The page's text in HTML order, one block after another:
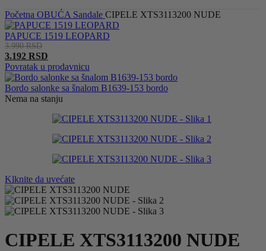
Početna OBUĆA Sandale CIPELE XTS3113200 NUDE
PAPUCE 1519 LEOPARD
3.990RSD
Originalna
cena
je
bila:
3.990 RSD.
3.192 RSD
Trenutna
cena
je:
3.192 RSD.
Povratak u prodavnicu
Bordo salonke sa šnalom B1639-153 bordo
Nema na stanju
Klknite da uvećate
CIPELE XTS3113200 NUDE